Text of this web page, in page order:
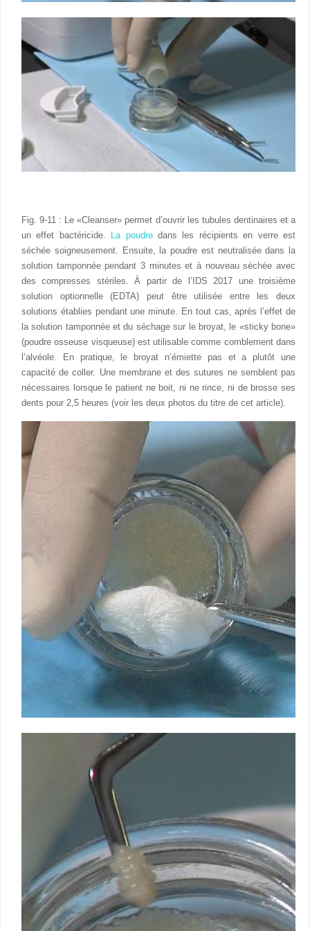
Fig. 9-11 : Le «Cleanser» permet d’ouvrir les tubules dentinaires et a
un effet bactéricide. La poudredans les récipients en verre est
séchée soigneusement. Ensuite, la poudre est neutralisée dans la
solution tamponnée pendant 3 minutes et à nouveau séchée avec
des compresses stériles. À partir de l’IDS 2017 une troisième
solution optionnelle (EDTA) peut être utilisée entre les deux
solutions établies pendant une minute. En tout cas, après l’effet de
la solution tamponnée et du séchage sur le broyat, le «sticky bone»
(poudre osseuse visqueuse) est utilisable comme comblement dans
l’alvéole. En pratique, le broyat n’émiette pas et a plutôt une
capacité de coller. Une membrane et des sutures ne semblent pas
nécessaires lorsque le patient ne boit, ni ne rince, ni de brosse ses
dents pour 2,5 heures (voir les deux photos du titre de cet article).